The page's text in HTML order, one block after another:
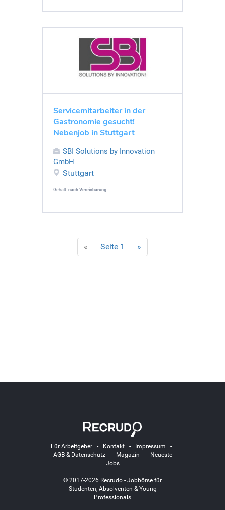
Servicemitarbeiter in der
Gastronomie gesucht!
Nebenjob in Stuttgart
SBI Solutions by Innovation
GmbH
Stuttgart
Gehalt: nach Vereinbarung
« Seite 1 »
Für Arbeitgeber- Kontakt- Impressum -
AGB & Datenschutz- Magazin -
Neueste
Jobs
© 2017-2026 Recrudo - Jobbörse für
Studenten, Absolventen & Young
Professionals